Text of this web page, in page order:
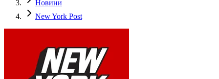
Новини
New York Post